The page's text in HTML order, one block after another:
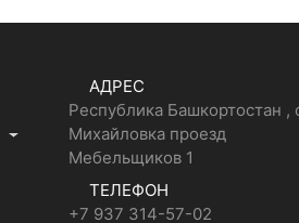
АДРЕС
Республика Башкортостан ,
Михайловка проезд
Мебельщиков 1
ТЕЛЕФОН
+7 937 314-57-02